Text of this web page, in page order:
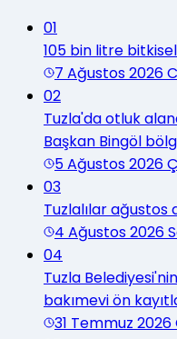
01
105 bin litre
7 Ağustos 2026
02
Tuzla'da otluk
Başkan Bingöl
5 Ağustos 2026
03
Tuzlalılar ağustos
4 Ağustos 2026
04
Tuzla
bakımevi ön
31 Temmuz